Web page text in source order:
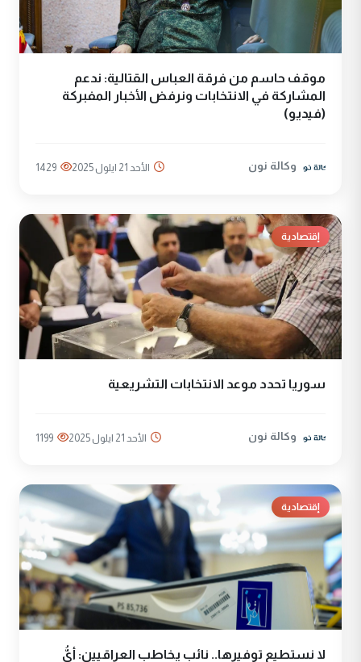
موقف حاسم من فرقة العباس القتالية: ندعم
المشاركة في الانتخابات ونرفض الأخبار المفبركة
(فيديو)
وكالة نون الأحد 21 ايلول 2025 1429
إقتصادية
سوريا تحدد موعد الانتخابات التشريعية
وكالة نون الأحد 21 ايلول 2025 1199
إقتصادية
لا نستطيع توفيرها.. نائب يخاطب العراقيين: أيُّ